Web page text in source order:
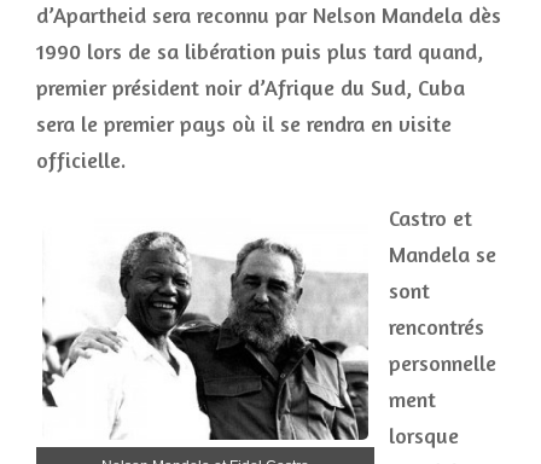
d’Apartheid sera reconnu par Nelson Mandela dès
1990 lors de sa libération puis plus tard quand,
premier président noir d’Afrique du Sud, Cuba
sera le premier pays où il se rendra en visite
officielle.
Castro et
Mandela se
sont
rencontrés
personnelle
ment
lorsque